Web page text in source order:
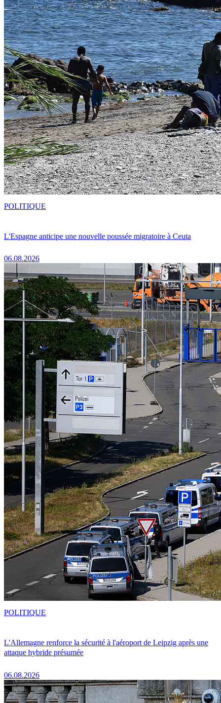
L'Espagne anticipe une nouvelle poussée migratoire à Ceuta
06.08.2026
POLITIQUE
L'Allemagne renforce la sécurité à l'aéroport de Leipzig après une
attaque hybride présumée
06.08.2026
POLITIQUE